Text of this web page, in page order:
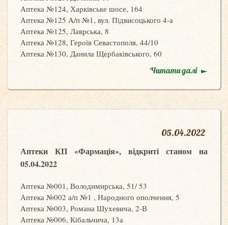
Аптека №124, Харківське шосе, 164
Аптека №125 А/п №1, вул. Підвисоцького 4-а
Аптека №125, Лаврська, 8
Аптека №128, Героїв Севастополя, 44/10
Аптека №130, Данила Щербаківського, 60
Читати далі
05.04.2022
Аптеки КП «Фармація», відкриті станом на
05.04.2022
Аптека №001, Володимирська, 51/ 53
Аптека №002 а/п №1 , Народного ополчення, 5
Аптека №003, Романа Шухевича, 2-В
Аптека №006, Кібальчича, 13а